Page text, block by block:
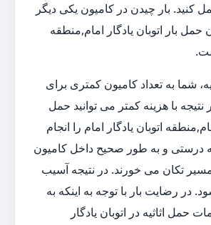
کنید. بار چیدن در کامیون یکی دیگر
بار اتوبان یادگار امام,منطقه
شما به تعداد کامیون کمتری برای
نتیجه با هزینه کمتر می توانید حمل
اتوبان یادگار امام را انجام
درستی و به طور صحیح داخل کامیون
تکان می خورند. در نتیجه آسیب
در رضایت بار با توجه به اینکه به
اثاثیه در اتوبان یادگار